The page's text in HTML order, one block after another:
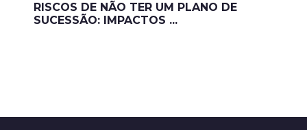
RISCOS DE NÃO TER UM PLANO DE
SUCESSÃO: IMPACTOS ...